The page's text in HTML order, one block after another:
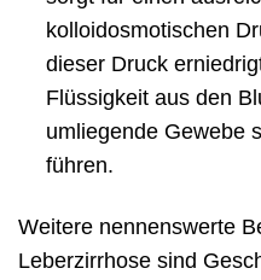
kolloidosmotischen
dieser Druck
Flüssigkeit aus den
umliegende Gewebe
führen.
Weitere nennenswerte
Leberzirrhose sind